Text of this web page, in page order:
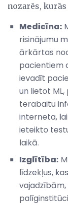
nozarēs,
Medicīna:
risinājumu
ārkārtas
pacientiem
ievadīt
un lietot
terabaitu
interneta,
ieteikto
laikā.
Izglītība:
līdzekļus,